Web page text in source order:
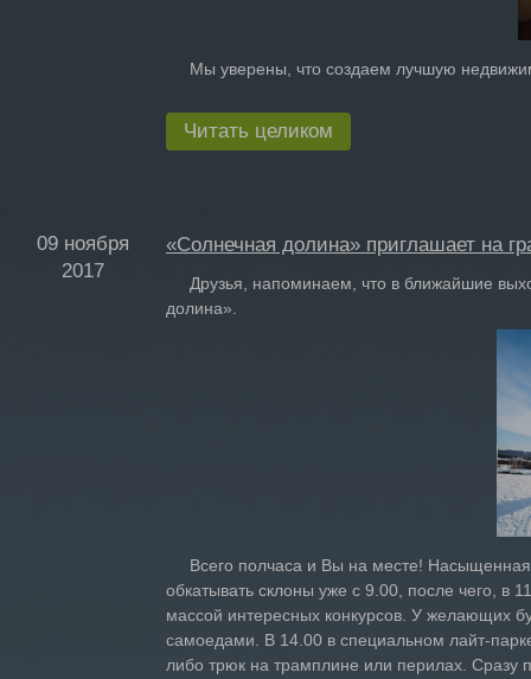
Мы уверены, что создаем лучшую
Читать целиком
09 ноября
2017
«Солнечная долина» приглашает на
Друзья, напоминаем, что в ближайшие
долина».
Всего полчаса и Вы на месте! Насыщенная
обкатывать склоны уже с 9.00, после чего, в
массой интересных конкурсов. У желающих
самоедами. В 14.00 в специальном лайт-
либо трюк на трамплине или перилах. Сразу